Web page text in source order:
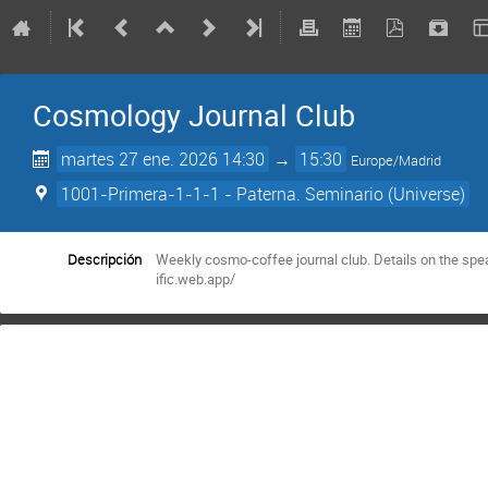
Cosmology Journal Club
martes 27 ene. 2026 14:30 → 15:30 Europe/Madrid
1001-Primera-1-1-1 - Paterna. Seminario (Universe)
Descripción
Weekly cosmo-coffee journal club. Details on the
ific.web.app/